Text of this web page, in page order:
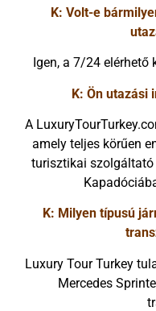
K: Volt-e
Igen, a 7/24
K: Ön utazási
A
amely teljes körűen
turisztikai
K: Milyen típusú
Luxury Tour Turkey
Mercedes